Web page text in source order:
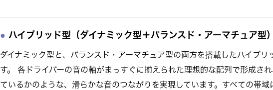
ハイブリッド型（ダイナミック型＋バランスド・アーマチュア型）
ダイナミック型と、バランスド・アーマチュア型の両方を搭載したハイブ
す。 各ドライバーの音の軸がまっすぐに揃えられた理想的な配列で形成さ
ているかのような、滑らかな音のつながりを実現しています。すべての帯